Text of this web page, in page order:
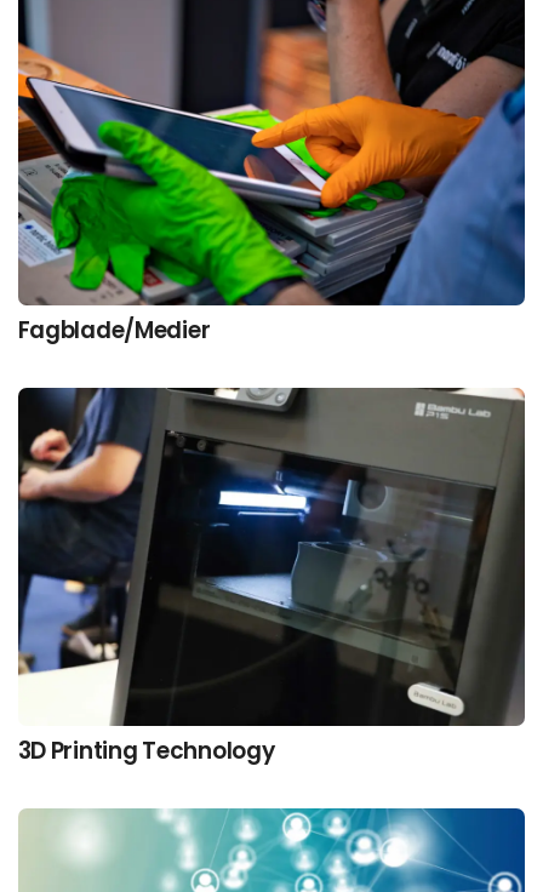
Fagblade/Medier
3D Printing Technology